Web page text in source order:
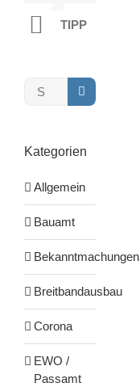
TIPP
Suche
Kategorien
Allgemein
Bauamt
Bekanntmachungen
Breitbandausbau
Corona
EWO /
Passamt